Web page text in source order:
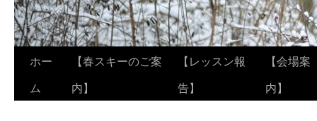
ホー
ム
【春スキーのご案
内】
【レッスン報
告】
【会場案
内】